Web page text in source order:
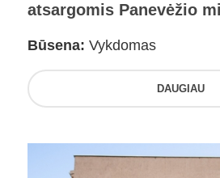
atsargomis Panevėžio
Būsena: Vykdomas
DAUGIAU